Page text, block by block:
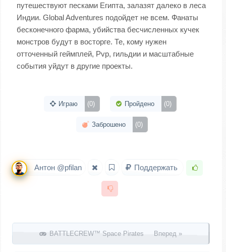
путешествуют песками Египта, залазят далеко в леса
Индии. Global Adventures подойдет не всем. Фанаты
бесконечного фарма, убийства бесчисленных кучек
монстров будут в восторге. Те, кому нужен
отточенный геймплей, Pvp, гильдии и масштабные
события уйдут в другие проекты.
Играю (0) Пройдено (0)
Заброшено (0)
Антон @pfilan Поддержать
Запись навигация
BATTLECREW™ Space Pirates Вперед »